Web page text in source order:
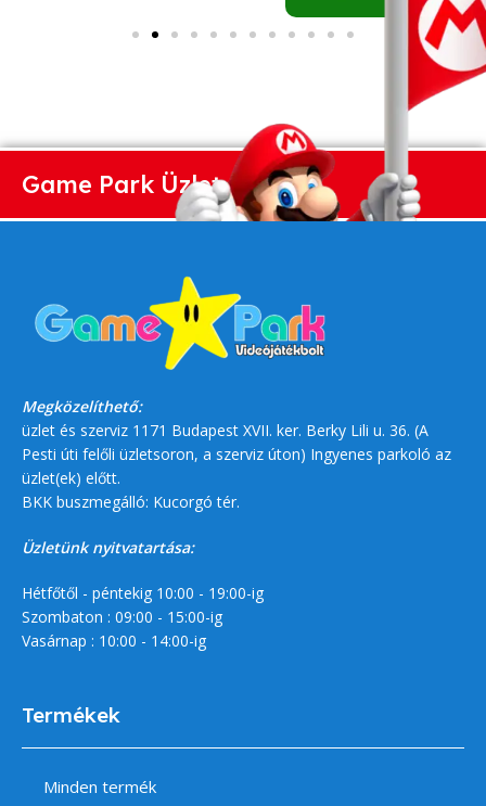
Game Park Üzlet
Megközelíthető:
üzlet és szerviz 1171 Budapest XVII. ker. Berky Lili u. 36. (A
Pesti úti felőli üzletsoron, a szerviz úton) Ingyenes parkoló az
üzlet(ek) előtt.
BKK buszmegálló: Kucorgó tér.
Üzletünk nyitvatartása:
Hétfőtől - péntekig 10:00 - 19:00-ig
Szombaton : 09:00 - 15:00-ig
Vasárnap : 10:00 - 14:00-ig
Termékek
Minden termék